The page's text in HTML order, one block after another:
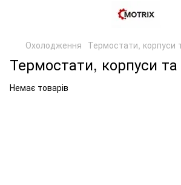
Охолодження Термостати, корпуси
Термостати, корпуси
Немає товарів